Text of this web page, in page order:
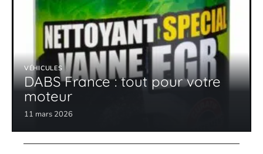
VÉHICULES
DABS France : tout pour votre
moteur
11 mars 2026